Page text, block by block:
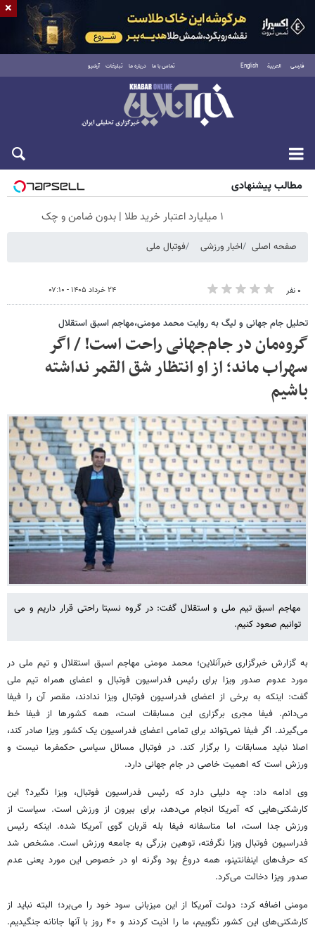
فارسی العربية English تماس با ما درباره ما تبلیغات آرشیو
پنجشنبه ۱۵ مرداد ۱۴۰۵
مطالب پیشنهادی
۱ میلیارد اعتبار خرید طلا | بدون ضامن و چک
صفحه اصلی اخبار ورزشی فوتبال ملی
۰ نفر ۲۴ خرداد ۱۴۰۵ - ۰۷:۱۰
تحلیل جام جهانی و لیگ به روایت محمد مومنی،مهاجم اسبق استقلال
گروه‌مان در جام‌جهانی راحت است! / اگر
سهراب ماند؛ از او انتظار شق القمر نداشته
باشیم
مهاجم اسبق تیم ملی و استقلال گفت: در گروه نسبتا راحتی قرار داریم و می
توانیم صعود کنیم.
به گزارش خبرگزاری خبرآنلاین؛ محمد مومنی مهاجم اسبق استقلال و تیم ملی در
مورد عدوم صدور ویزا برای رئیس فدراسیون فوتبال و اعضای همراه تیم ملی
گفت: اینکه به برخی از اعضای فدراسیون فوتبال ویزا ندادند، مقصر آن را فیفا
می‌دانم. فیفا مجری برگزاری این مسابقات است، همه کشورها از فیفا خط
می‌گیرند. اگر فیفا نمی‌تواند برای تمامی اعضای فدراسیون یک کشور ویزا صادر کند،
اصلا نباید مسابقات را برگزار کند. در فوتبال مسائل سیاسی حکمفرما نیست و
ورزش است که اهمیت خاصی در جام جهانی دارد.
وی ادامه داد: چه دلیلی دارد که رئیس فدراسیون فوتبال، ویزا نگیرد؟ این
کارشکنی‌هایی که آمریکا انجام می‌دهد، برای بیرون از ورزش است. سیاست از
ورزش جدا است، اما متاسفانه فیفا بله قربان گوی آمریکا شده. اینکه رئیس
فدراسیون فوتبال ویزا نگرفته، توهین بزرگی به جامعه ورزش است. مشخص شد
که حرف‌های اینفانتینو، همه دروغ بود وگرنه او در خصوص این مورد یعنی عدم
صدور ویزا دخالت می‌کرد.
مومنی اضافه کرد: دولت آمریکا از این میزبانی سود خود را می‌برد؛ البته نباید از
کارشکنی‌های این کشور نگوییم، ما را اذیت کردند و ۴۰ روز با آنها جانانه جنگیدیم.
×